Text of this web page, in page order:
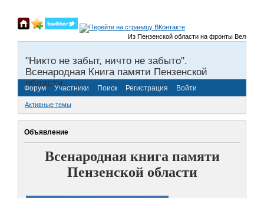
Из Пензенской области на фронты Великой
"Никто не забыт, ничто не забыто".
Всенародная Книга памяти Пензенской
области.
Форум Участники Поиск Регистрация Войти
Активные темы
Объявление
Всенародная книга памяти
Пензенской области